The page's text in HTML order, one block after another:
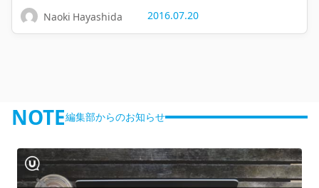
Naoki Hayashida 2016.07.20
NOTE編集部からのお知らせ